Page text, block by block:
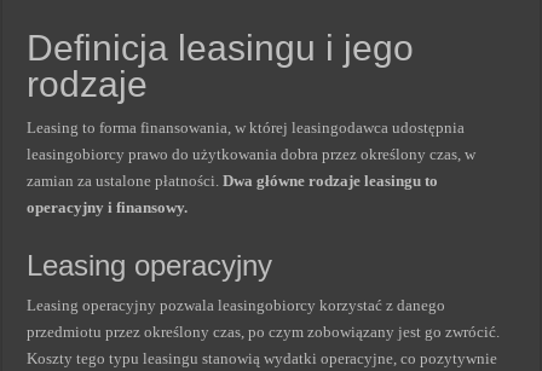
Definicja leasingu i jego
rodzaje
Leasing to forma finansowania, w której leasingodawca udostępnia
leasingobiorcy prawo do użytkowania dobra przez określony czas, w
zamian za ustalone płatności.Dwa główne rodzaje leasingu to
operacyjny i finansowy.
Leasing operacyjny
Leasing operacyjny pozwala leasingobiorcy korzystać z danego
przedmiotu przez określony czas, po czym zobowiązany jest go zwrócić.
Koszty tego typu leasingu stanowią wydatki operacyjne, co pozytywnie